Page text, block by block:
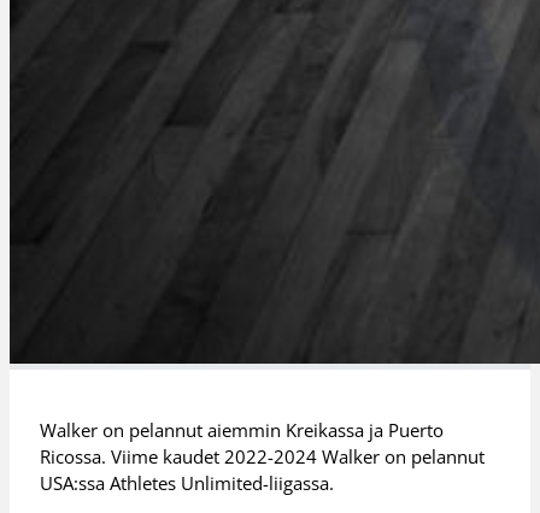
Walker on pelannut aiemmin Kreikassa ja Puerto
Ricossa. Viime kaudet 2022-2024 Walker on pelannut
USA:ssa Athletes Unlimited-liigassa.